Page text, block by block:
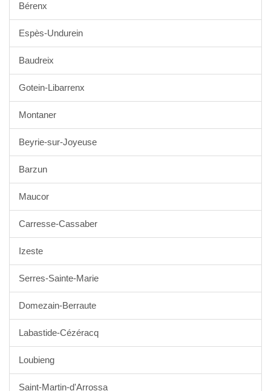
Bérenx
Espès-Undurein
Baudreix
Gotein-Libarrenx
Montaner
Beyrie-sur-Joyeuse
Barzun
Maucor
Carresse-Cassaber
Izeste
Serres-Sainte-Marie
Domezain-Berraute
Labastide-Cézéracq
Loubieng
Saint-Martin-d'Arrossa